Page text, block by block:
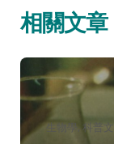
相關文章
分
類：
生物學 科普文